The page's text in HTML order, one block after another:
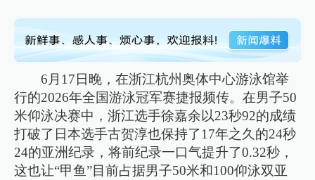
6月17日晚，在浙江杭州奥体中心游泳馆举
行的2026年全国游泳冠军赛捷报频传。在男子50
米仰泳决赛中，浙江选手徐嘉余以23秒92的成绩
打破了日本选手古贺淳也保持了17年之久的24秒
24的亚洲纪录，将前纪录一口气提升了0.32秒，
这也让“甲鱼”目前占据男子50米和100仰泳双亚